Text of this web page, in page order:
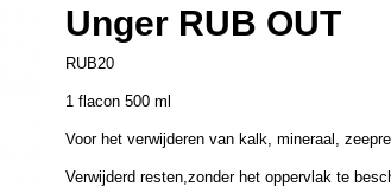
Unger RUB OUT
RUB20
1 flacon 500 ml
Voor het verwijderen van kalk, mineraal,
Verwijderd resten,zonder het oppervlak te